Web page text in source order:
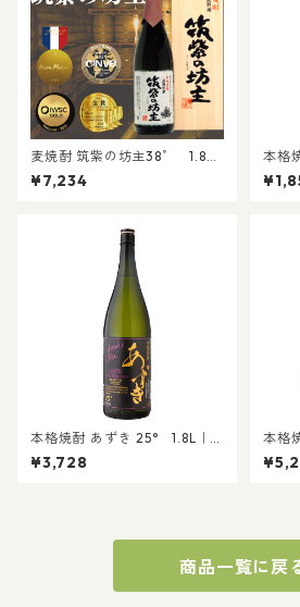
麦焼酎 筑紫の坊主38゜ 1.8L
(桐箱入)｜贈り物 お歳暮 贈
答 プレゼント 父の日 還暦 祝
¥7,234
本格
｜晩酌 家
レゼ
本格焼酎 あずき 25° 1.8L｜
晩酌 家のみ 贈答 お歳暮 プレ
ゼント 還暦祝 催事
¥3,728
本格
（桐
お歳
商品一覧に戻